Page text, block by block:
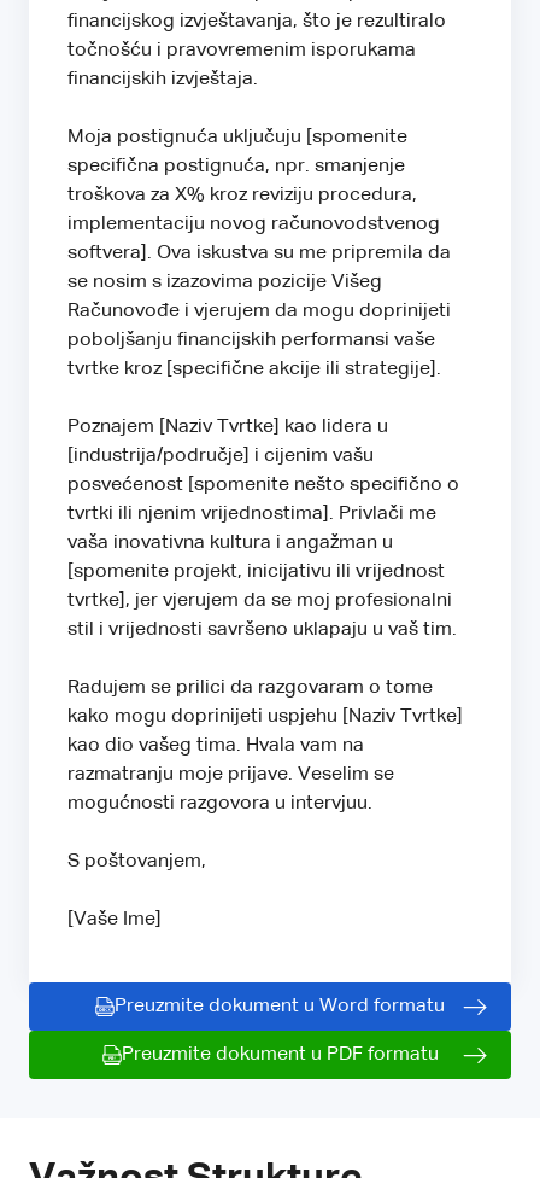
financijskog izvještavanja, što je rezultiralo
točnošću i pravovremenim isporukama
financijskih izvještaja.
Moja postignuća uključuju [spomenite
specifična postignuća, npr. smanjenje
troškova za X% kroz reviziju procedura,
implementaciju novog računovodstvenog
softvera]. Ova iskustva su me pripremila da
se nosim s izazovima pozicije Višeg
Računovođe i vjerujem da mogu doprinijeti
poboljšanju financijskih performansi vaše
tvrtke kroz [specifične akcije ili strategije].
Poznajem [Naziv Tvrtke] kao lidera u
[industrija/područje] i cijenim vašu
posvećenost [spomenite nešto specifično o
tvrtki ili njenim vrijednostima]. Privlači me
vaša inovativna kultura i angažman u
[spomenite projekt, inicijativu ili vrijednost
tvrtke], jer vjerujem da se moj profesionalni
stil i vrijednosti savršeno uklapaju u vaš tim.
Radujem se prilici da razgovaram o tome
kako mogu doprinijeti uspjehu [Naziv Tvrtke]
kao dio vašeg tima. Hvala vam na
razmatranju moje prijave. Veselim se
mogućnosti razgovora u intervjuu.
S poštovanjem,
[Vaše Ime]
Preuzmite dokument u Word formatu
Preuzmite dokument u PDF formatu